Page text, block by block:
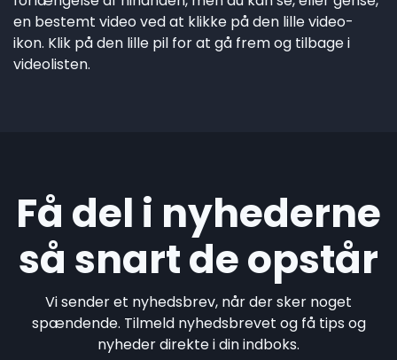
en bestemt video ved at klikke på den lille video-
ikon. Klik på den lille pil for at gå frem og tilbage i
videolisten.
Få del i nyhederne
så snart de opstår
Vi sender et nyhedsbrev, når der sker noget
spændende. Tilmeld nyhedsbrevet og få tips og
nyheder direkte i din indboks.